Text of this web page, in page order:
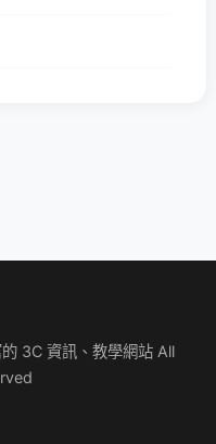
3C 資訊、教學網站 All